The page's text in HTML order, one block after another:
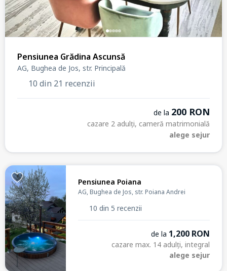
Pensiunea Grădina Ascunsă
AG, Bughea de Jos, str. Principală
10 din 21 recenzii
de la 200 RON
cazare 2 adulți, cameră matrimonială
alege sejur
Pensiunea Poiana
AG, Bughea de Jos, str. Poiana Andrei
10 din 5 recenzii
de la 1,200 RON
cazare max. 14 adulți, integral
alege sejur